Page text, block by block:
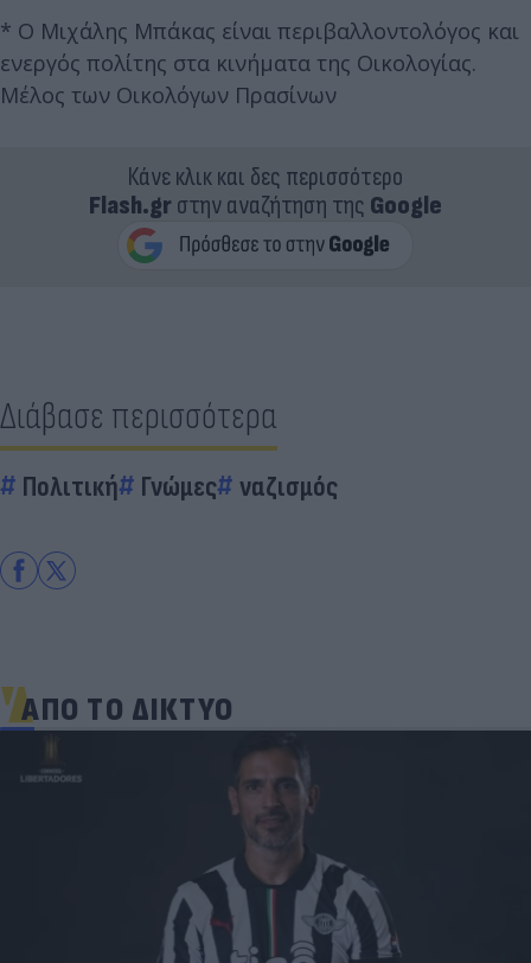
* Ο Μιχάλης Μπάκας είναι περιβαλλοντολόγος και
ενεργός πολίτης στα κινήματα της Οικολογίας.
Μέλος των Οικολόγων Πρασίνων
Κάνε κλικ και δες περισσότερο
Flash.grστην αναζήτηση της Google
Διάβασε περισσότερα
Πολιτική Γνώμες ναζισμός
ΑΠΟ ΤΟ ΔΙΚΤΥΟ